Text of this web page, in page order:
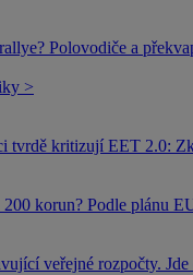
Polovodiče a
>
tvrdě kritizují EET 2.0:
korun? Podle plánu
veřejné rozpočty.